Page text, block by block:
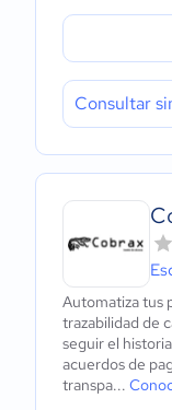
Consultar
Automatiza tus
trazabilidad de
seguir el
acuerdos de
transpa...